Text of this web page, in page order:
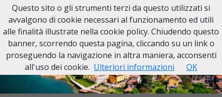
NECROLOGI VAL CAVALLINA
Questo sito o gli strumenti terzi da questo utilizzati si
avvalgono di cookie necessari al funzionamento ed utili
alle finalità illustrate nella cookie policy. Chiudendo questo
banner, scorrendo questa pagina, cliccando su un link o
proseguendo la navigazione in altra maniera, acconsenti
all'uso dei cookie. Ulteriori informazioni OK